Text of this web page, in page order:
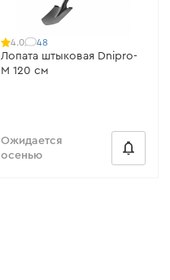
4.0 48
Лопата штыковая Dnipro-
M 120 см
Ожидается
осенью